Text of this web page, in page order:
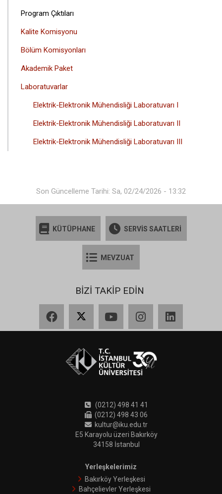
Program Çıktıları
Kalite Komisyonu
Bölüm Komisyonları
Akademik Paket
Laboratuvarlar
Elektrik-Elektronik Mühendisliği Laboratuvarı I
Elektrik-Elektronik Mühendisliği Laboratuvarı II
Elektrik-Elektronik Mühendisliği Laboratuvarı III
Son Güncelleme Tarihi: Sa, 02/24/2026 - 13:32
KÜTÜPHANE SERVİS SAATLERİ
MEVZUAT
BİZİ TAKİP EDİN
(0212) 498 41 41
(0212) 498 43 06
kultur@iku.edu.tr
E5 Karayolu üzeri Bakırköy
34158 İstanbul
Yerleşkelerimiz
Bakırköy Yerleşkesi
Bahçelievler Yerleşkesi